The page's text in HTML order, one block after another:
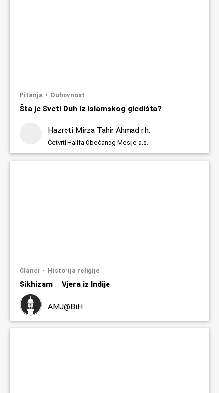
Pitanja Duhovnost
Šta je Sveti Duh iz islamskog gledišta?
Hazreti Mirza Tahir Ahmad r.h.
Četvrti Halifa Obećanog Mesije a.s.
Članci Historija religije
Sikhizam – Vjera iz Indije
AMJ@BiH